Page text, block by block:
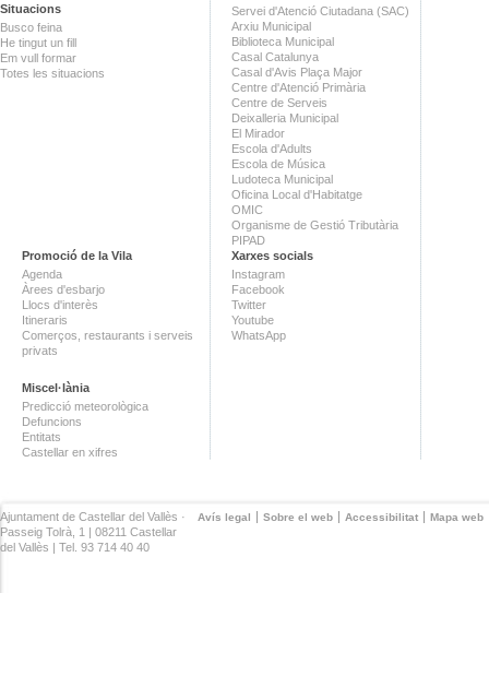
Situacions
Busco feina
He tingut un fill
Em vull formar
Totes les situacions
Servei d'Atenció Ciutadana (SAC)
Arxiu Municipal
Biblioteca Municipal
Casal Catalunya
Casal d'Avis Plaça Major
Centre d'Atenció Primària
Centre de Serveis
Deixalleria Municipal
El Mirador
Escola d'Adults
Escola de Música
Ludoteca Municipal
Oficina Local d'Habitatge
OMIC
Organisme de Gestió Tributària
PIPAD
Promoció de la Vila
Agenda
Àrees d'esbarjo
Llocs d'interès
Itineraris
Comerços, restaurants i serveis
privats
Miscel·lània
Predicció meteorològica
Defuncions
Entitats
Castellar en xifres
Xarxes socials
Instagram
Facebook
Twitter
Youtube
WhatsApp
Avís legal Sobre el web Accessibilitat Mapa web
Ajuntament de Castellar del Vallès ·
Passeig Tolrà, 1 | 08211 Castellar
del Vallès | Tel. 93 714 40 40